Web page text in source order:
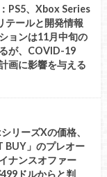
PS5、Xbox Series
テールと開発情報
ョンは11月中旬の
が、COVID-19
画に影響を与える
リーズXの価格、
BUY」のプレオー
ナンスオファー
499ドルからと判